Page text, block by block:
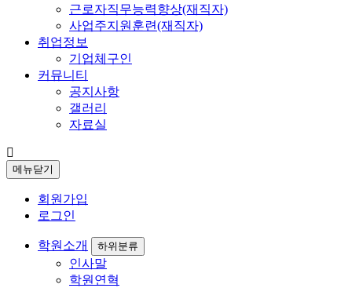
근로자직무능력향상(재직자)
사업주지원훈련(재직자)
취업정보
기업체구인
커뮤니티
공지사항
갤러리
자료실
메뉴닫기
회원가입
로그인
학원소개 하위분류
인사말
학원연혁